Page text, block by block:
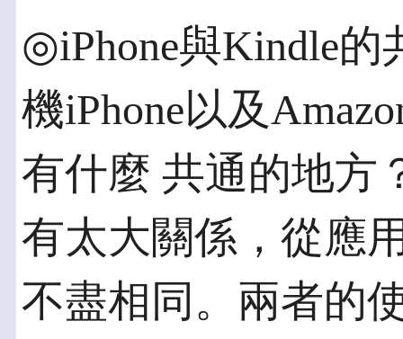
◎iPhone與Kindle的
機iPhone以及
有什麼 共通的地方
有太大關係，從應
不盡相同。兩者的